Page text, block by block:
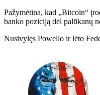
Pažymėtina, kad „Bitcoin“
banko poziciją dėl palūkanų
Nusivylęs Powello ir lėto